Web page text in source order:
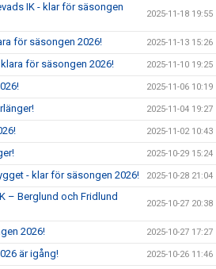
IK - klar för säsongen
2025-11-18 19:55
för säsongen 2026! 2025-11-13 15:26
för säsongen 2026! 2025-11-10 19:25
2025-11-06 10:19
2025-11-04 19:27
2025-11-02 10:43
2025-10-29 15:24
- klar för säsongen 2026! 2025-10-28 21:04
– Berglund och Fridlund
2025-10-27 20:38
2026! 2025-10-27 17:27
är igång! 2025-10-26 11:46